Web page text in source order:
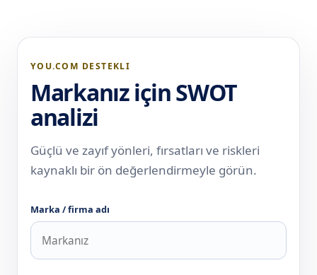
YOU.COM DESTEKLI
Markanız için SWOT
analizi
Güçlü ve zayıf yönleri, fırsatları ve riskleri
kaynaklı bir ön değerlendirmeyle görün.
Marka / firma adı